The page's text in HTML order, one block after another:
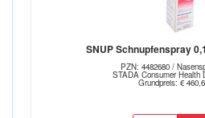
SNUP Schnupfenspray
PZN: 4482680 /
STADA Consumer Health
Grundpreis: €